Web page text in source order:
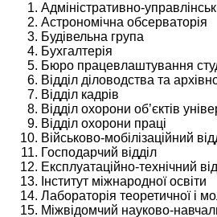
Адміністративно-
Астрономічна обсерваторія
Будівельна група
Бухгалтерія
Бюро працевлаштування
Відділ діловодства та
Відділ кадрів
Відділ охорони об’єктів
Відділ охорони праці
Військово-мобілізаційний
Господарчий відділ
Експлуатаційно-технічний
Інститут міжнародної освіти
Лабораторія теоретичної і
Міжвідомчий науково-